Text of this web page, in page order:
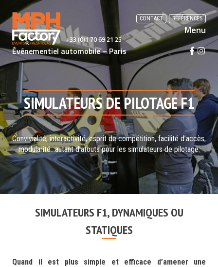
content
CONTACT RÉFÉRENCES
+33 (0)1 70 69 21 25
Menu
Événementiel automobile – Paris
F
e
b
o
o
k
I
t
a
r
m
SIMULATEURS DE PILOTAGE F1
Convivialité, interactivité, esprit de compétition, facilité d’accès,
modularité…autant d’atouts pour les simulateurs de pilotage.
SIMULATEURS F1, DYNAMIQUES OU
STATIQUES
Quand il est plus simple et efficace d’amener une